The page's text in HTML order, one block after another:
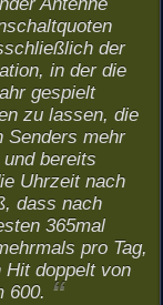
der
in der die
gespielt
zu lassen, die
Senders mehr
bereits
Uhrzeit nach
dass nach
365mal
pro Tag,
doppelt von
600.